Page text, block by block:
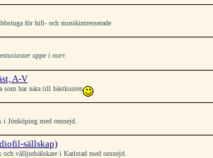
för hifi- och musikintresserade
uppe i norr.
A-V
har nära till bästkusten
i Jönköping med omnejd.
sällskap)
välljudsälskare i Karlstad med omnejd.